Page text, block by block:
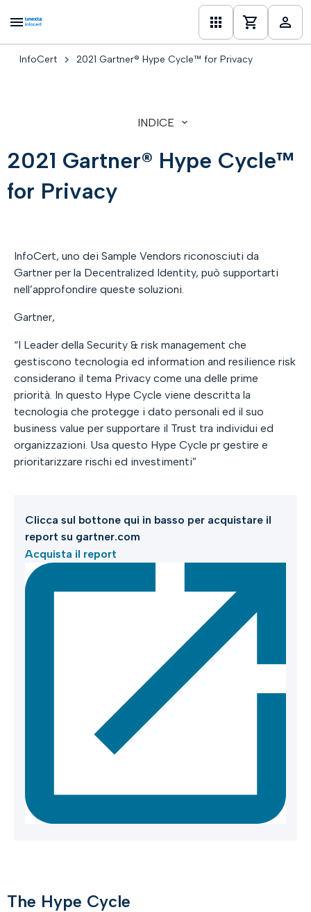
InfoCert 2021 Gartner® Hype Cycle™ for Privacy
INDICE
2021 Gartner® Hype Cycle™
for Privacy
InfoCert, uno dei Sample Vendors riconosciuti da
Gartner per la Decentralized Identity, può supportarti
nell’approfondire queste soluzioni.
Gartner,
“I Leader della Security & risk management che
gestiscono tecnologia ed information and resilience risk
considerano il tema Privacy come una delle prime
priorità. In questo Hype Cycle viene descritta la
tecnologia che protegge i dato personali ed il suo
business value per supportare il Trust tra individui ed
organizzazioni. Usa questo Hype Cycle pr gestire e
prioritarizzare rischi ed investimenti”
Clicca sul bottone qui in basso per acquistare il
report su gartner.com
Acquista il report
The Hype Cycle